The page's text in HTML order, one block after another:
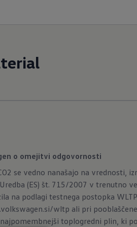
o omejitvi odgovornosti
se vedno nanašajo na vrednosti,
(ES) št. 715/2007 v trenutno
na podlagi testnega postopka
wltp ali pri
najpomembnejši toplogredni plin, ki